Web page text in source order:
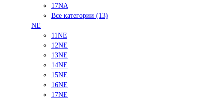
17NA
Все категории (13)
NE
11NE
12NE
13NE
14NE
15NE
16NE
17NE